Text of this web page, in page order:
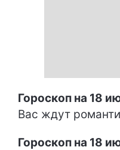
Гороскоп на 18
Вас ждут
Гороскоп на 18